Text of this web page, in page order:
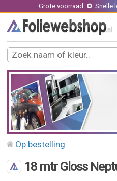
Grote voorraad Snelle
Op bestelling
18 mtr Gloss